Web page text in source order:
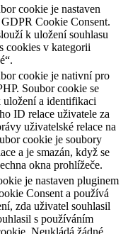
cookie je nastaven
Cookie Consent.
k uložení souhlasu
cookies v kategorii
cookie je nativní pro
Soubor cookie se
uložení a identifikaci
ID relace uživatele za
uživatelské relace na
cookie je soubory
a je smazán, když se
okna prohlížeče.
je nastaven pluginem
Consent a používá
zda uživatel souhlasil
s používáním
Neukládá žádné